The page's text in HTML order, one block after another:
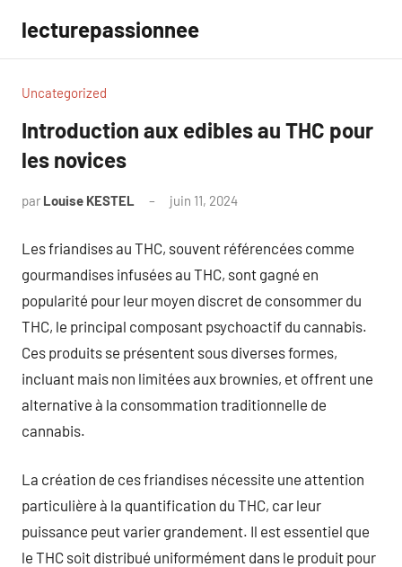
contenu
lecturepassionnee
Uncategorized
Introduction aux edibles au THC pour
les novices
par Louise KESTEL juin 11, 2024
Les friandises au THC, souvent référencées comme
gourmandises infusées au THC, sont gagné en
popularité pour leur moyen discret de consommer du
THC, le principal composant psychoactif du cannabis.
Ces produits se présentent sous diverses formes,
incluant mais non limitées aux brownies, et offrent une
alternative à la consommation traditionnelle de
cannabis.
La création de ces friandises nécessite une attention
particulière à la quantification du THC, car leur
puissance peut varier grandement. Il est essentiel que
le THC soit distribué uniformément dans le produit pour